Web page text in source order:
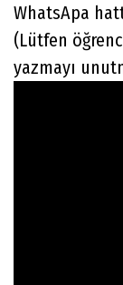
WhatsApa
(Lütfen
yazmayı